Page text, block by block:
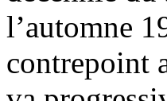
l’automne
contrepoint